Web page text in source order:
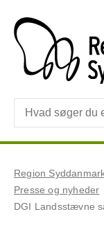
Region
Presse og nyheder
DGI Landsstævne